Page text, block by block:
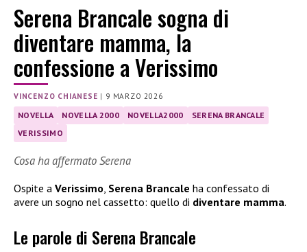
Serena Brancale sogna di
diventare mamma, la
confessione a Verissimo
VINCENZO CHIANESE | 9 MARZO 2026
NOVELLA NOVELLA 2000 NOVELLA2000
SERENA BRANCALE
VERISSIMO
Cosa ha affermato Serena
Ospite a Verissimo, Serena Brancale ha confessato di
avere un sogno nel cassetto: quello di diventare mamma.
Le parole di Serena Brancale